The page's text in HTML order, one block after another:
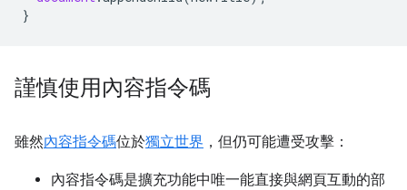
}
謹慎使用內容指令碼
雖然內容指令碼位於獨立世界 ，但仍可能遭受攻擊：
內容指令碼是擴充功能中唯一能直接與網頁互動的部